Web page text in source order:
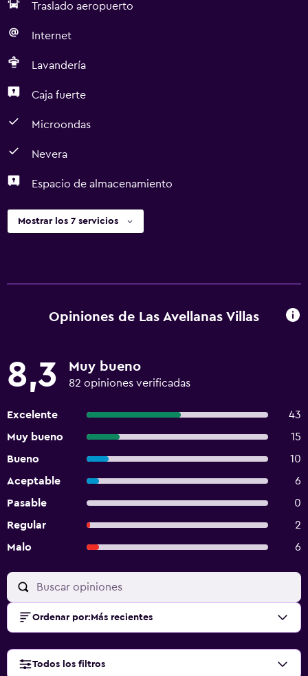
Traslado aeropuerto
Internet
Lavandería
Caja fuerte
Microondas
Nevera
Espacio de almacenamiento
Mostrar los 7 servicios
Opiniones de Las Avellanas Villas
8,3 Muy bueno
82 opiniones verificadas
Excelente
43
Muy bueno
15
Bueno
10
Aceptable
6
Pasable
0
Regular
2
Malo
6
Ordenar por: Más recientes
Todos los filtros